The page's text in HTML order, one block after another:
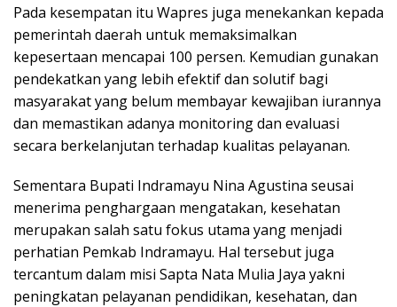
Pada kesempatan itu Wapres juga menekankan kepada
pemerintah daerah untuk memaksimalkan
kepesertaan mencapai 100 persen. Kemudian gunakan
pendekatkan yang lebih efektif dan solutif bagi
masyarakat yang belum membayar kewajiban iurannya
dan memastikan adanya monitoring dan evaluasi
secara berkelanjutan terhadap kualitas pelayanan.
Sementara Bupati Indramayu Nina Agustina seusai
menerima penghargaan mengatakan, kesehatan
merupakan salah satu fokus utama yang menjadi
perhatian Pemkab Indramayu. Hal tersebut juga
tercantum dalam misi Sapta Nata Mulia Jaya yakni
peningkatan pelayanan pendidikan, kesehatan, dan